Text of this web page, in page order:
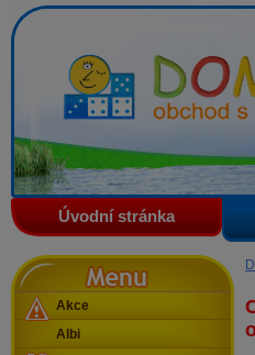
Domino - obchod s
Úvodní stránka
Menu
Akce
Albi